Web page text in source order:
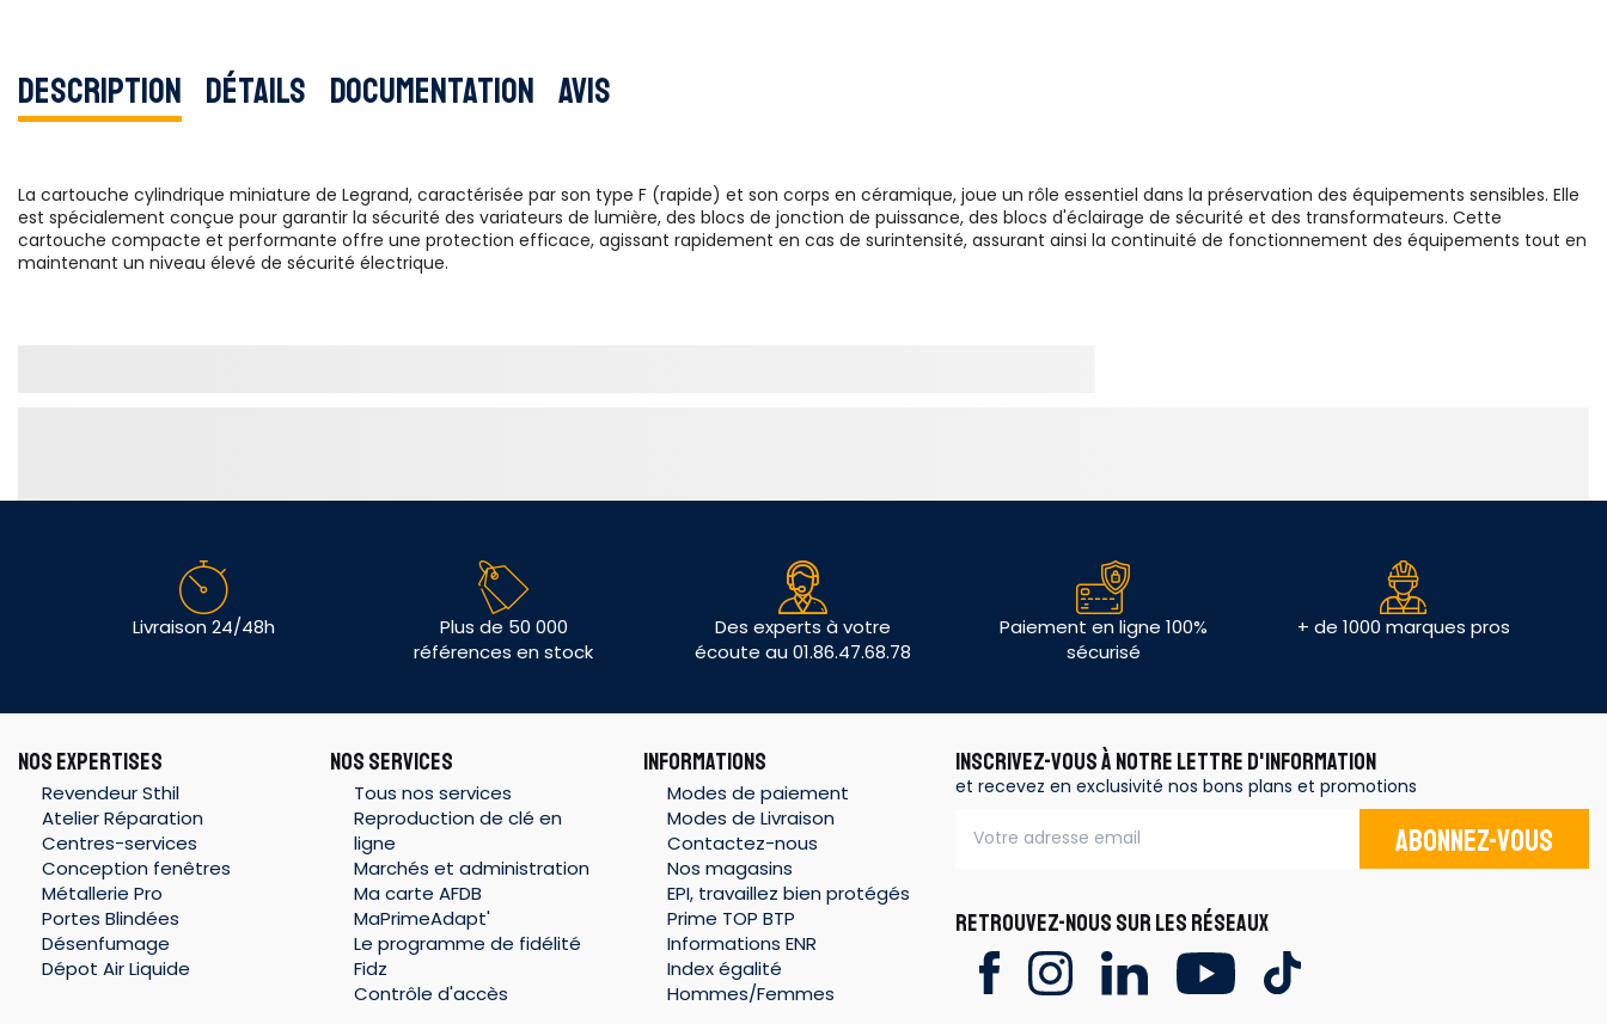
Description Détails Documentation Avis
La cartouche cylindrique miniature de Legrand, caractérisée par son type F (rapide) et son corps en céramique, joue un rôle essentiel dans la préservation des équipements sensibles. Elle
est spécialement conçue pour garantir la sécurité des variateurs de lumière, des blocs de jonction de puissance, des blocs d'éclairage de sécurité et des transformateurs. Cette
cartouche compacte et performante offre une protection efficace, agissant rapidement en cas de surintensité, assurant ainsi la continuité de fonctionnement des équipements tout en
maintenant un niveau élevé de sécurité électrique.
Livraison 24/48h
Plus de 50 000
références en stock
Des experts à votre
écoute au 01.86.47.68.78
Paiement en ligne 100%
sécurisé
+ de 1000 marques pros
NOS EXPERTISES
Revendeur Sthil
Atelier Réparation
Centres-services
Conception fenêtres
Métallerie Pro
Portes Blindées
Désenfumage
Dépot Air Liquide
NOS SERVICES
Tous nos services
Reproduction de clé en
ligne
Marchés et administration
Ma carte AFDB
MaPrimeAdapt'
Le programme de fidélité
Fidz
Contrôle d'accès
INFORMATIONS
Modes de paiement
Modes de Livraison
Contactez-nous
Nos magasins
EPI, travaillez bien protégés
Prime TOP BTP
Informations ENR
Index égalité
Hommes/Femmes
INSCRIVEZ-VOUS À NOTRE LETTRE D'INFORMATION
et recevez en exclusivité nos bons plans et promotions
Abonnez-vous
RETROUVEZ-NOUS SUR LES RÉSEAUX